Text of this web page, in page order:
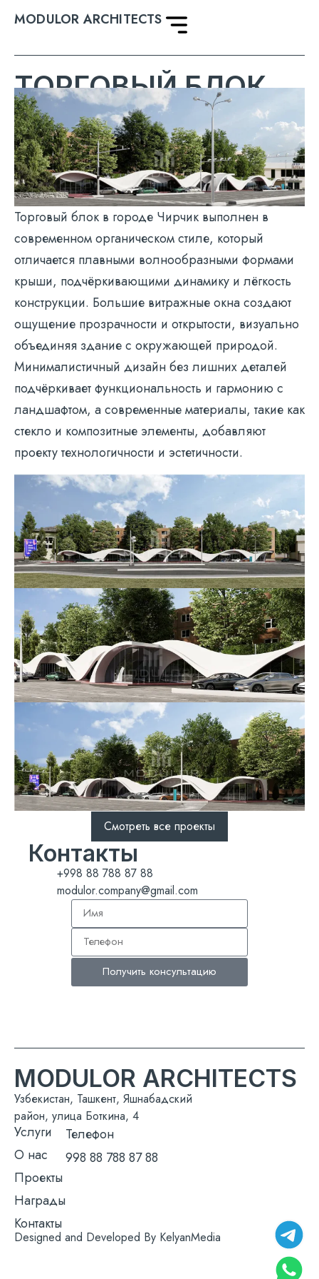
MODULOR ARCHITECTS
ТОРГОВЫЙ БЛОК
Торговый блок в городе Чирчик выполнен в
современном органическом стиле, который
отличается плавными волнообразными формами
крыши, подчёркивающими динамику и лёгкость
конструкции. Большие витражные окна создают
ощущение прозрачности и открытости, визуально
объединяя здание с окружающей природой.
Минималистичный дизайн без лишних деталей
подчёркивает функциональность и гармонию с
ландшафтом, а современные материалы, такие как
стекло и композитные элементы, добавляют
проекту технологичности и эстетичности.
Смотреть все проекты
Контакты
+998 88 788 87 88
modulor.company@gmail.com
Получить консультацию
Узбекистан, Ташкент, Яшнабадский
район, улица Боткина, 4
MODULOR ARCHITECTS
Услуги
О нас
Проекты
Награды
Контакты
Телефон
998 88 788 87 88
Designed and Developed By KelyanMedia